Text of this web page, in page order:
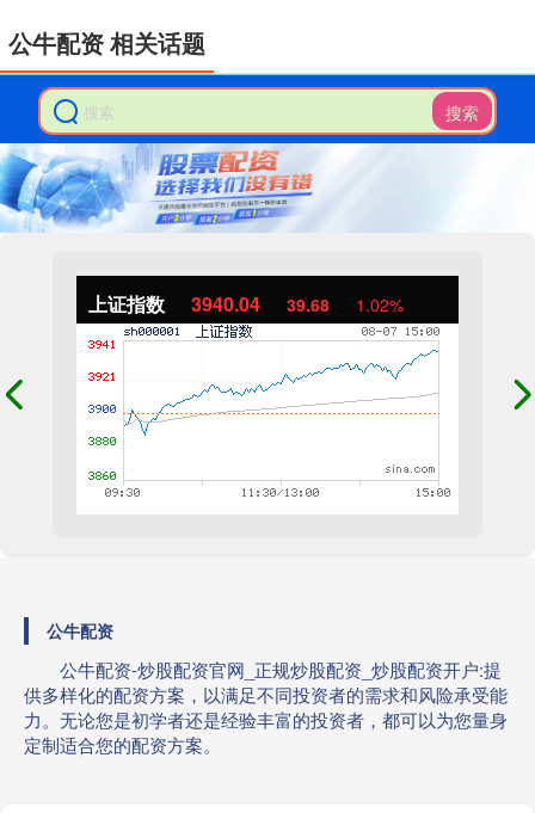
搜索
上证指数 3940.04 39.68 1.02%
公牛配资
公牛配资-炒股配资官网_正规炒股配资_炒股配资开户:提
供多样化的配资方案，以满足不同投资者的需求和风险承受能
力。无论您是初学者还是经验丰富的投资者，都可以为您量身
定制适合您的配资方案。
公牛配资 相关话题